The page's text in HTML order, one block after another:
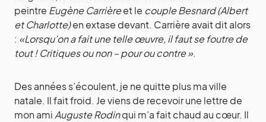
peintre Eugène Carrièreet le couple Besnard (Albert
et Charlotte)en extase devant. Carrière avait dit alors
: «Lorsqu’on a fait une telle œuvre, il faut se foutre de
tout ! Critiques ou non – pour ou contre ».
Des années s’écoulent, je ne quitte plus ma ville
natale. Il fait froid. Je viens de recevoir une lettre de
mon ami Auguste Rodinqui m’a fait chaud au cœur. Il